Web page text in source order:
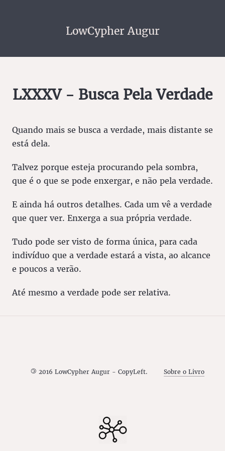
LowCypher Augur
LXXXV - Busca Pela Verdade
Quando mais se busca a verdade, mais distante se
está dela.
Talvez porque esteja procurando pela sombra,
que é o que se pode enxergar, e não pela verdade.
E ainda há outros detalhes. Cada um vê a verdade
que quer ver. Enxerga a sua própria verdade.
Tudo pode ser visto de forma única, para cada
indivíduo que a verdade estará a vista, ao alcance
e poucos a verão.
Até mesmo a verdade pode ser relativa.
© 2016 LowCypher Augur - CopyLeft. Sobre o Livro